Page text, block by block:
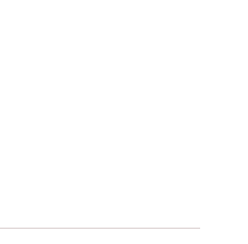
hlavy a vďaka